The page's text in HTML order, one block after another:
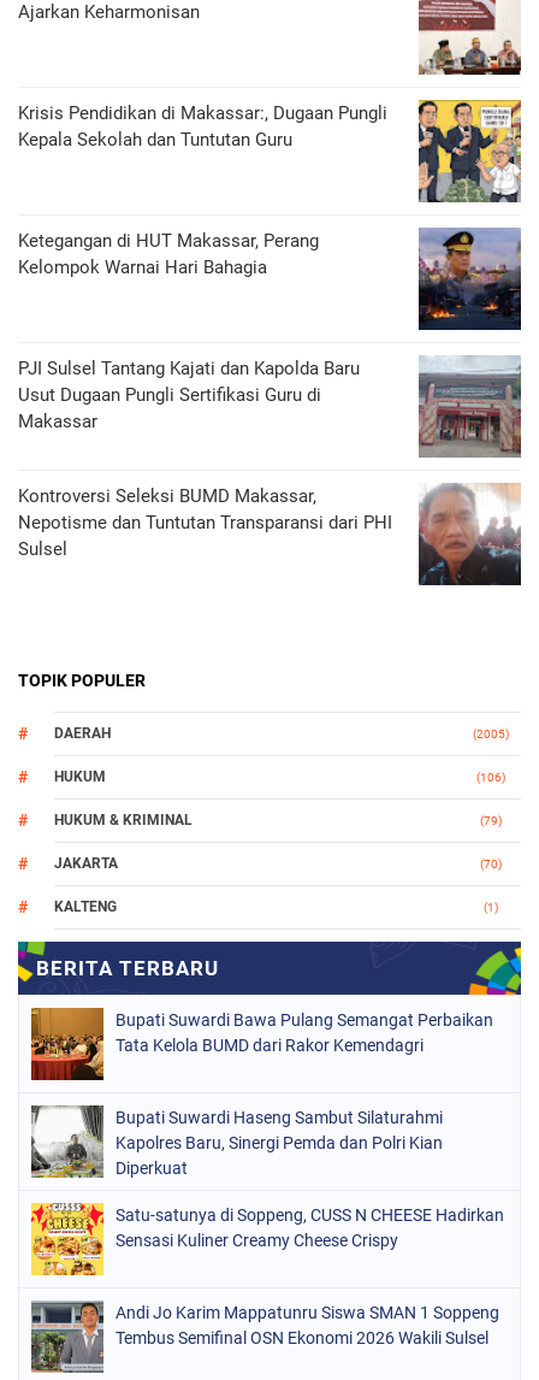
Ajarkan Keharmonisan
Krisis Pendidikan di Makassar:, Dugaan Pungli
Kepala Sekolah dan Tuntutan Guru
Ketegangan di HUT Makassar, Perang
Kelompok Warnai Hari Bahagia
PJI Sulsel Tantang Kajati dan Kapolda Baru
Usut Dugaan Pungli Sertifikasi Guru di
Makassar
Kontroversi Seleksi BUMD Makassar,
Nepotisme dan Tuntutan Transparansi dari PHI
Sulsel
TOPIK POPULER
DAERAH (2005)
HUKUM (106)
HUKUM & KRIMINAL (79)
JAKARTA (70)
KALTENG (1)
(78)
NASIONAL (748)
ORGANISASI
PERISTIWA
POLITIK
POLRI
SOPPENG (1149)
SULSEL
Bupati Suwardi Bawa Pulang Semangat Perbaikan
Tata Kelola BUMD dari Rakor Kemendagri
Bupati Suwardi Haseng Sambut Silaturahmi
Kapolres Baru, Sinergi Pemda dan Polri Kian
Diperkuat
Satu-satunya di Soppeng, CUSS N CHEESE Hadirkan
Sensasi Kuliner Creamy Cheese Crispy
Andi Jo Karim Mappatunru Siswa SMAN 1 Soppeng
Tembus Semifinal OSN Ekonomi 2026 Wakili Sulsel